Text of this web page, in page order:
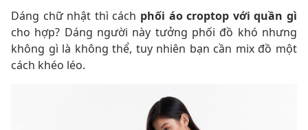
Dáng chữ nhật thì cách phối áo croptop với quần gì
cho hợp? Dáng người này tưởng phối đồ khó nhưng
không gì là không thể, tuy nhiên bạn cần mix đồ một
cách khéo léo.